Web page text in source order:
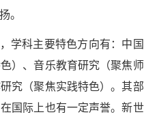
。
科主要特色方向有：中国
）、音乐教育研究（聚焦师
究（聚焦实践特色）。其部
国际上也有一定声誉。新世